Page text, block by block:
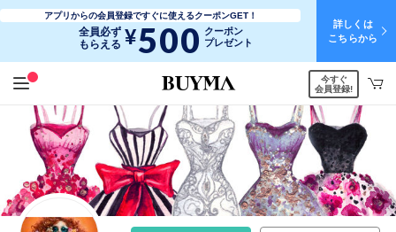
アプリからの会員登録ですぐに使えるクーポンGET！
全員必ず
もらえる ¥500 クーポン
プレゼント
詳しくは
こちらから
今すぐ
会員登録!